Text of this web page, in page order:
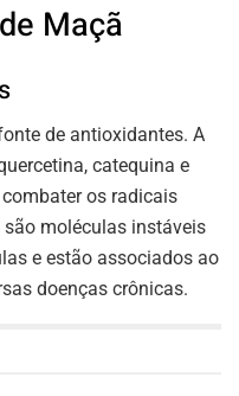
Maçã
de antioxidantes. A
catequina e
os radicais
moléculas instáveis
e estão associados ao
doenças crônicas.